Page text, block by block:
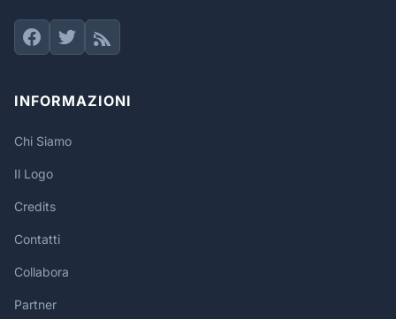
INFORMAZIONI
Chi Siamo
Il Logo
Credits
Contatti
Collabora
Partner